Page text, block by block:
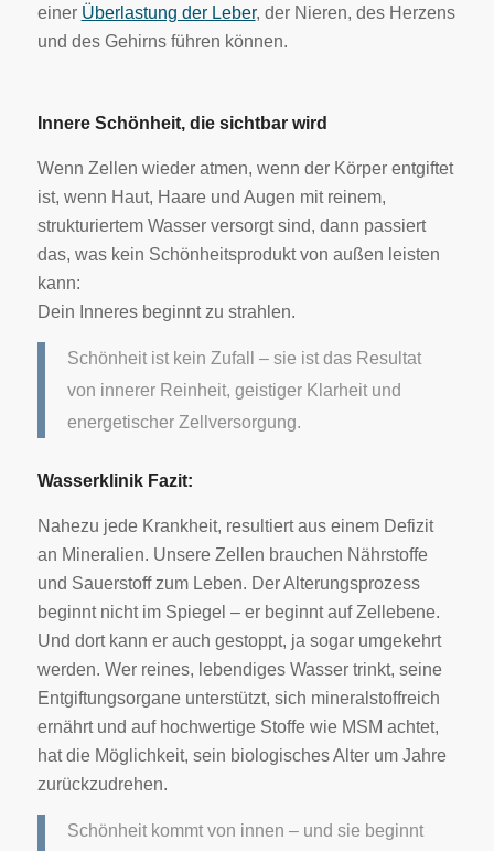
einer Überlastung der Leber, der Nieren, des Herzens
und des Gehirns führen können.
Innere Schönheit, die sichtbar wird
Wenn Zellen wieder atmen, wenn der Körper entgiftet
ist, wenn Haut, Haare und Augen mit reinem,
strukturiertem Wasser versorgt sind, dann passiert
das, was kein Schönheitsprodukt von außen leisten
kann:
Dein Inneres beginnt zu strahlen.
Schönheit ist kein Zufall – sie ist das Resultat
von innerer Reinheit, geistiger Klarheit und
energetischer Zellversorgung.
Wasserklinik Fazit:
Nahezu jede Krankheit, resultiert aus einem Defizit
an Mineralien. Unsere Zellen brauchen Nährstoffe
und Sauerstoff zum Leben. Der Alterungsprozess
beginnt nicht im Spiegel – er beginnt auf Zellebene.
Und dort kann er auch gestoppt, ja sogar umgekehrt
werden. Wer reines, lebendiges Wasser trinkt, seine
Entgiftungsorgane unterstützt, sich mineralstoffreich
ernährt und auf hochwertige Stoffe wie MSM achtet,
hat die Möglichkeit, sein biologisches Alter um Jahre
zurückzudrehen.
Schönheit kommt von innen – und sie beginnt